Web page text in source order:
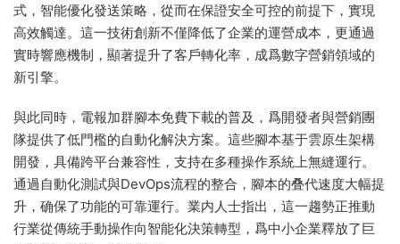
式，智能優化發送策略，從而在保證安全可控的前提下，實現
高效觸達。這一技術創新不僅降低了企業的運營成本，更通過
實時響應機制，顯著提升了客戶轉化率，成爲數字營銷領域的
新引擎。
與此同時，電報加群腳本免費下載的普及，爲開發者與營銷團
隊提供了低門檻的自動化解決方案。這些腳本基于雲原生架構
開發，具備跨平台兼容性，支持在多種操作系統上無縫運行。
通過自動化測試與DevOps流程的整合，腳本的叠代速度大幅提
升，确保了功能的可靠運行。業内人士指出，這一趨勢正推動
行業從傳統手動操作向智能化決策轉型，爲中小企業釋放了巨